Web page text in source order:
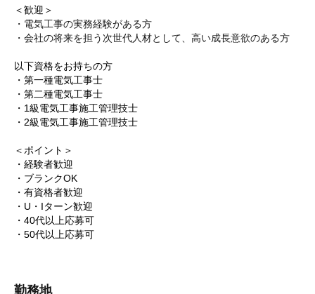
＜歓迎＞
・電気工事の実務経験がある方
・会社の将来を担う次世代人材として、高い成長意欲のある方
以下資格をお持ちの方
・第一種電気工事士
・第二種電気工事士
・1級電気工事施工管理技士
・2級電気工事施工管理技士
＜ポイント＞
・経験者歓迎
・ブランクOK
・有資格者歓迎
・U・Iターン歓迎
・40代以上応募可
・50代以上応募可
勤務地